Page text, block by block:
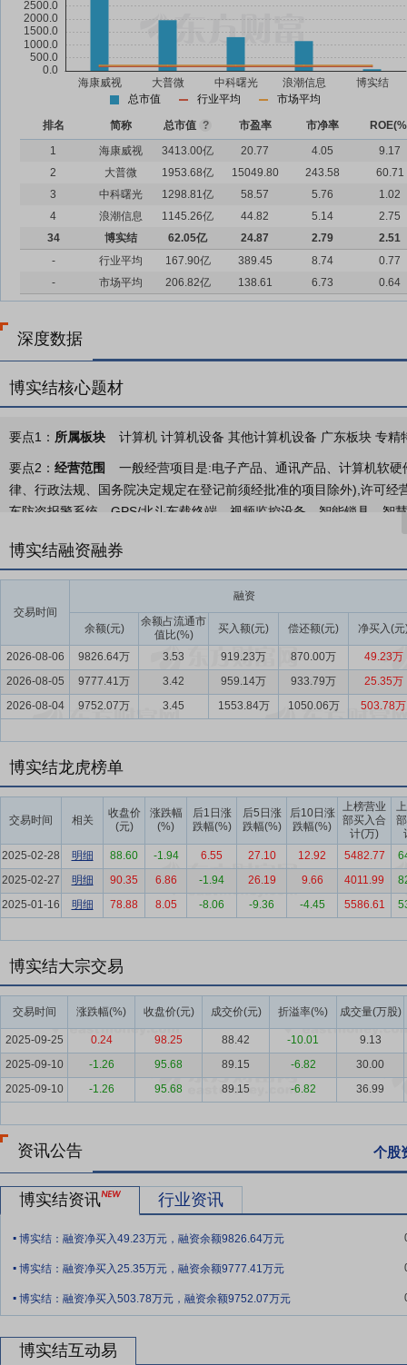
总市值 行业平均 市场平均
排名 简称 总市值 ? 市盈率 市净率
1
海康威视 3413.00亿 20.77 4.05
9.17
2
大普微 1953.68亿 15049.80 243.58
60.71
3
中科曙光 1298.81亿 58.57 5.76
1.02
4
浪潮信息 1145.26亿 44.82 5.14
2.75
34
博实结 62.05亿 24.87 2.79
2.51
-
行业平均 167.90亿 389.45 8.74
0.77
-
市场平均 206.82亿 138.61 6.73 0.64
深度数据
博实结核心题材
要点1： 所属板块 计算机 计算机设备 其他计算机设备 广东板块 专
要点2： 经营范围
一般经营项目是:电子产品、通讯产品、计算机软
律、行政法规、国务院决定规定在登记前须经批准的项目除外),许可
车防盗报警系统、GPS/北斗车载终端、视频监控设备、智能锁具、
要点3：模组底座
无线模组是将芯片、存储器、功放器件等集成在
化、硬件定制等方式开发符合特定场景技术标准的差异化模组，满足
接稳定性与供应链自主性，更通过垂直整合降低了成本波动风险，为
要点4：云端服务
基于物联网行业场景分散、需求多元的特点，公
司云管理平台已从早期服务于特定场景的专用系统，逐步演进为基于
行业的定制化部署。
驾驶等手段，提升车队运营效率和安全驾驶水平，助力监管部门及企
户AI模型的深度适配，有效提升用户睡眠质量与体验；在云端服务领
优化用户交互体验，有效增强客户粘性。
产品创新和应用场景持续拓展是公司快速发展的
主要应用于智能交通、智慧出行、智能支付、智能睡眠等领域。在智
终端产品。在智慧出行领域，公司以“帮助客户实现更高效、更便捷
“更智能、更便捷”为目标，为移动支付行业用户提供稳定、安全、可
行业提供智能睡眠终端。
万辆和429.6万辆，同比分别增长12%和10.9%；乘用车产销分别完
业在“L2+辅助驾驶”范畴下，进行了大量的功能创新，极大提升了用
在此背景下，辅助驾驶开始进入强监管的政策周期。
要点8：智慧出行领域
共享单车市场经数年发展，行业经历了萌芽
行、美团单车三足鼎立的较为稳定的市场竞争格局。青桔（滴滴出行
整体不定点、不设限，近年来随着政府管理要求的提升，上述企业通
要点9： 智能支付领域
智能支付硬件是移动支付行业的重要设备，
情况》数据，2025年度，银行共处理电子支付业务3,197.21亿笔，金
对移动支付更智能、更方便、更安全的追求，将加速新兴技术在移动
要点10： 智能睡眠领域
《2025中国睡眠健康研究白皮书》的数据显
睡眠经济，推动传统家居行业向智能化方向发展。根据Fortune
0.2%，还有很大的增长潜力和发展空间。
博实结融资融券
交易时间
融资
余额(元)
余额占流通市
值比(%)
买入额(元) 偿还额(元) 净买入(元
2026-08-06 9826.64万 3.53 919.23万 870.00万
49.23万
2026-08-05
9777.41万 3.42 959.14万 933.79万
25.35万
2026-08-04
9752.07万 3.45 1553.84万 1050.06万 503.78万
博实结龙虎榜单
交易时间 相关
收盘价
(元)
涨跌幅
(%)
后1日涨
跌幅(%)
后5日涨
跌幅(%)
后10日涨
跌幅(%)
上榜营业
部买入合
计(万)
2025-02-28
明细 88.60 -1.94 6.55 27.10 12.92 5482.77
2025-02-27
明细 90.35 6.86 -1.94 26.19 9.66 4011.99
2025-01-16
明细 78.88 8.05 -8.06 -9.36 -4.45 5586.61
博实结大宗交易
交易时间 涨跌幅(%) 收盘价(元) 成交价(元) 折溢率(%) 成交量(万股)
2025-09-25 0.24 98.25 88.42 -10.01
9.13
2025-09-10
-1.26 95.68 89.15 -6.82
30.00
2025-09-10
-1.26 95.68 89.15 -6.82 36.99
资讯公告 个股
博实结资讯 行业资讯
. 博实结：融资净买入49.23万元，融资余额9826.64万元
. 博实结：融资净买入25.35万元，融资余额9777.41万元
. 博实结：融资净买入503.78万元，融资余额9752.07万元
博实结互动易